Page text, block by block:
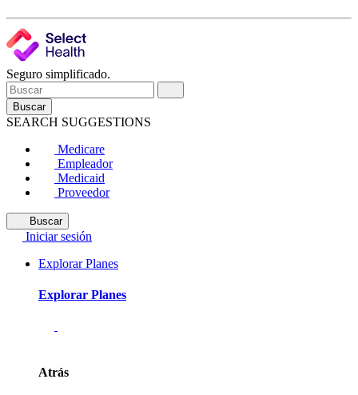
Seguro simplificado.
Buscar
SEARCH SUGGESTIONS
Medicare
Empleador
Medicaid
Proveedor
Buscar
Iniciar sesión
Explorar Planes
Explorar Planes
Atrás